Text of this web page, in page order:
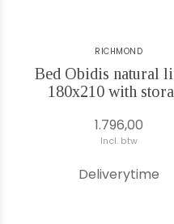
RICHMOND
Bed Obidis natural
180x210 with
1.796,00
Incl. btw
Deliverytime